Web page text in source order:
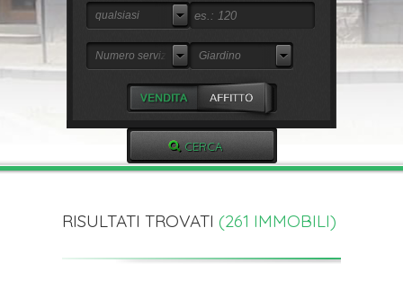
qualsiasi
Numero servizi Giardino
RISULTATI TROVATI (261 IMMOBILI)